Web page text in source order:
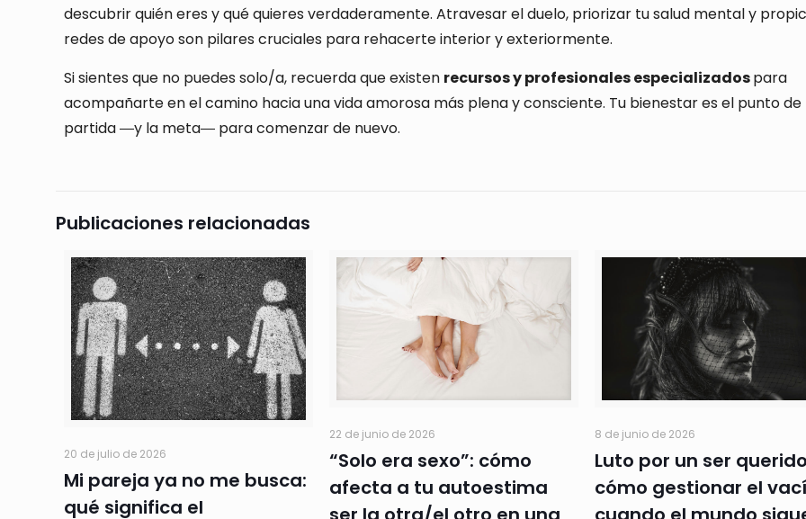
descubrir quién eres y qué quieres verdaderamente. Atravesar el duelo, priorizar tu salud mental y
redes de apoyo son pilares cruciales para rehacerte interior y exteriormente.
Si sientes que no puedes solo/a, recuerda que existen recursos y profesionales especializadospara
acompañarte en el camino hacia una vida amorosa más plena y consciente. Tu bienestar es el punto de
partida ―y la meta― para comenzar de nuevo.
Publicaciones relacionadas
20 de julio de 2026
Mi pareja ya no me busca:
qué significa el
22 de junio de 2026
“Solo era sexo”: cómo
afecta a tu autoestima
8 de junio de 2026
Luto por un ser
cómo gestionar el